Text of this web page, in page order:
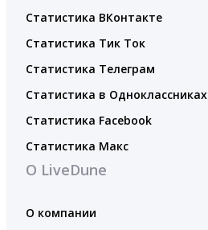
Статистика ВКонтакте
Статистика Тик Ток
Статистика Телеграм
Статистика в Одноклассниках
Статистика Facebook
Статистика Макс
О LiveDune
О компании